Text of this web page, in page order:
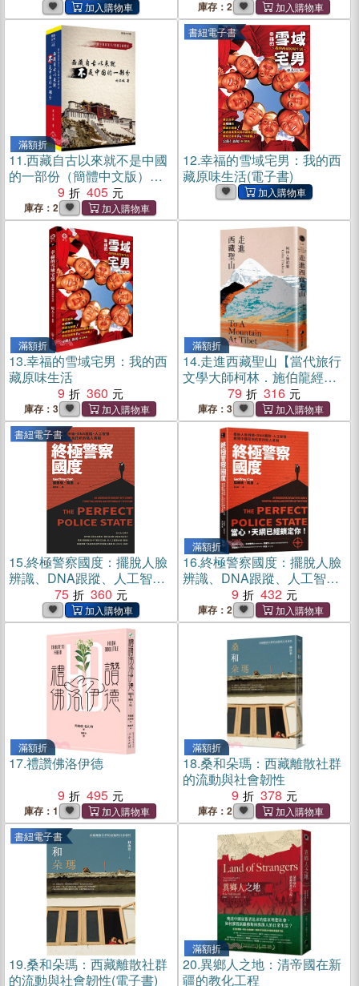
繡唐卡×歌舞慶典，湖光山色
相映成趣，探索西陲之地的
風貌(電子書)
繡唐卡×歌舞慶典，湖光山色
相映成趣，探索西陲之地的
風貌
庫存：2
滿額折
11.西藏自古以來就不是中國
的一部份（簡體中文版）：
用中國的官方／權威文獻明
9 405
庫存：2
書紐電子書
12.幸福的雪域宅男：我的西
藏原味生活(電子書)
滿額折
13.幸福的雪域宅男：我的西
藏原味生活
9
360
庫存：3
滿額折
14.走進西藏聖山【當代旅行
文學大師柯林．施伯龍經典
79 316
庫存：3
書紐電子書
15.終極警察國度：擺脫人臉
辨識、DNA跟蹤、人工智
慧，揭開中國反烏托邦的駭
人真相(電子書)
75 360
滿額折
16.終極警察國度：擺脫人臉
辨識、DNA跟蹤、人工智
慧，揭開中國反烏托邦的駭
人真相
9 432
庫存：2
滿額折
17.禮讚佛洛伊德
9
495
庫存：1
滿額折
18.桑和朵瑪：西藏離散社群
的流動與社會韌性
9
378
庫存：2
書紐電子書
19.桑和朵瑪：西藏離散社群
的流動與社會韌性(電子書)
滿額折
20.異鄉人之地：清帝國在新
疆的教化工程